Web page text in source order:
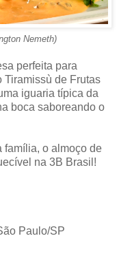
Nemeth)
perfeita para
Tiramissù de Frutas
iguaria típica da
boca saboreando o
família, o almoço de
na 3B Brasil!
Paulo/SP